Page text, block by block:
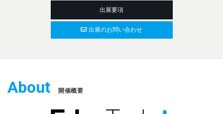
出展要項
出展のお問い合わせ
About 開催概要